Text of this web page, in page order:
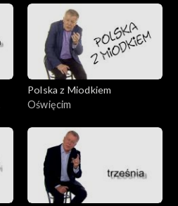
Polska z Miodkiem
Oświęcim